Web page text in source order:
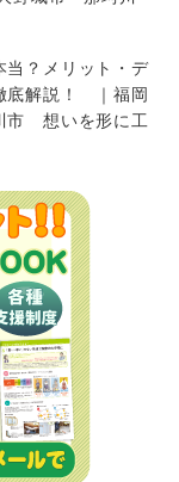
当？メリット・デ
底解説！ ｜福岡
想いを形に工